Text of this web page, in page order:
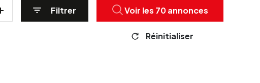
Filtrer Voir les 70annonces
Réinitialiser